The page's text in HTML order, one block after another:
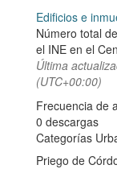
Edificios e
Número total
el INE en el
Última
(UTC+00:00)
Frecuencia de
0 descargas
Categorías
Priego de